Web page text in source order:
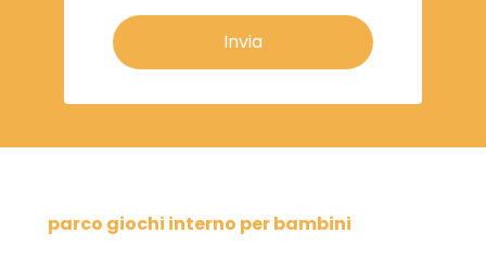
Invia
parco giochi interno per bambini